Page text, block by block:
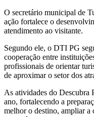
O secretário municipal de
ação fortalece o
atendimento ao visitante.
Segundo ele, o DTI PG
cooperação entre
profissionais de orientar
de aproximar o setor dos
As atividades do Descubra
ano, fortalecendo a
melhor o destino, ampliar a